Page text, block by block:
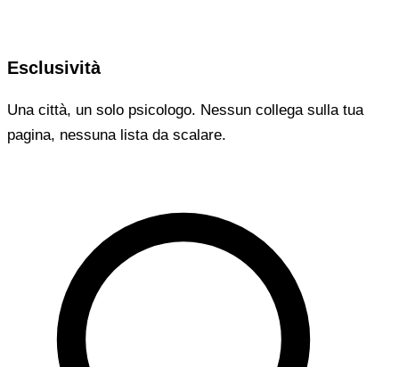
Esclusività
Una città, un solo psicologo. Nessun collega sulla tua
pagina, nessuna lista da scalare.